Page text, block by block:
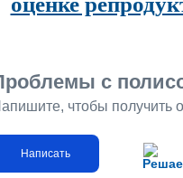
с
чтобы получить
Написать